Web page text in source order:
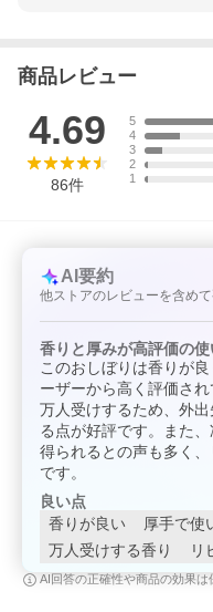
商品レビュー
4.69
86件
5
4
3
2
1
AI要約
他ストアのレビューを含め
香りと厚みが高評価の使
このおしぼりは香りが
ーザーから高く評価さ
万人受けするため、外
る点が好評です。また
得られるとの声も多く
です。
良い点
香りが良い
厚手で使
万人受けする香り
リ
AI回答の正確性や商品の効果は